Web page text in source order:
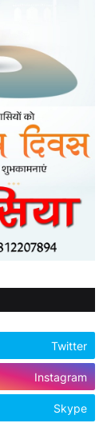
Twitter
Instagram
Skype